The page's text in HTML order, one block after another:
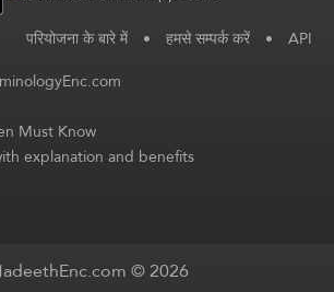
परियोजना के बारे में • हमसे सम्पर्क करें • API
Must Know
explanation and benefits
© 2026